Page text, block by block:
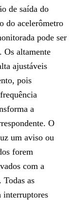
de saída do
do acelerômetro
pode ser
Os altamente
ajustáveis
pois
a
O
um aviso ou
forem
com a
Todas as
interruptores